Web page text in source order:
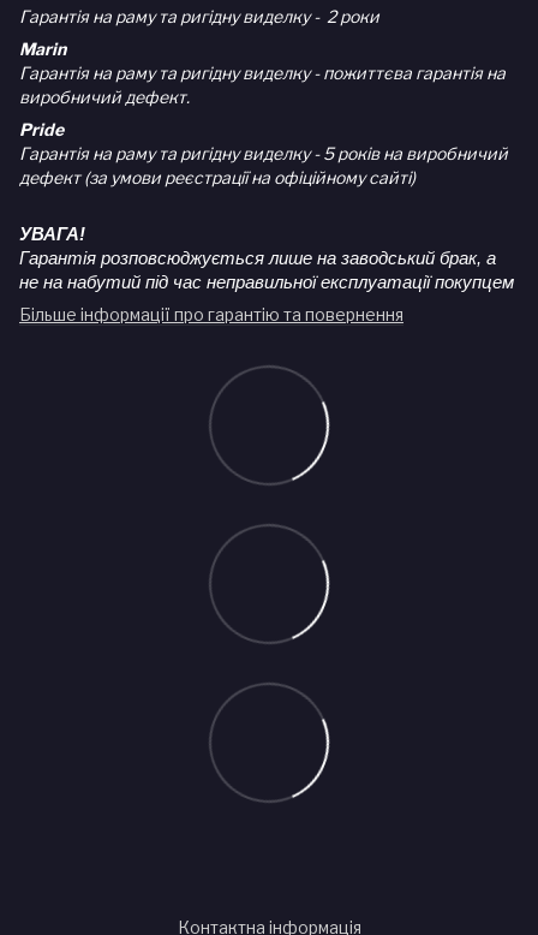
Гарантія на раму та ригідну виделку - 2 роки
Marin
Гарантія на раму та ригідну виделку - пожиттєва гарантія на
виробничий дефект.
Pride
Гарантія на раму та ригідну виделку - 5 років на виробничий
дефект (за умови реєстрації на офіційному сайті)
УВАГА!
Гарантія розповсюджується лише на заводський брак, а
не на набутий під час неправильної експлуатації покупцем
Більше інформації про гарантію та повернення
Контактна інформація